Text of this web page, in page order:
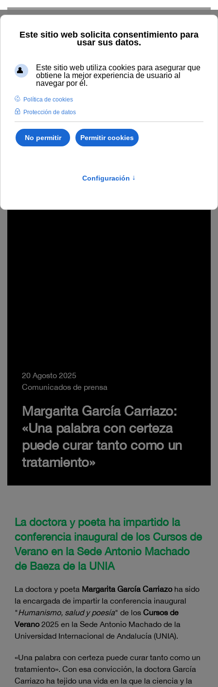
20 Agosto 2025
Comunicados de prensa
Margarita García Carriazo:
«Una palabra con certeza
puede curar tanto como un
tratamiento»
La doctora y poeta ha impartido la
conferencia inaugural de los Cursos de
Verano en la Sede Antonio Machado
de Baeza de la UNIA
La doctora y poeta Margarita García Carriazoha sido
la encargada de impartir la conferencia inaugural
"Humanismo, salud y poesía" de los Cursos de
Verano2025 en la Sede Antonio Machado de la
Universidad Internacional de Andalucía (UNIA).
«Una palabra con certeza puede curar tanto como un
tratamiento». Con esa convicción, la doctora García
Carriazo ha tejido una vida en la que la ciencia y la